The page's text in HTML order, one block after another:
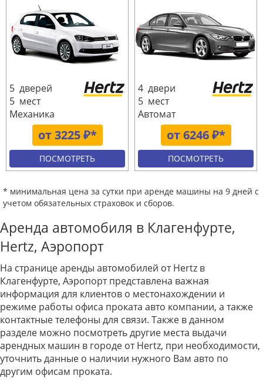
от 3225 ₽*
5 дверей
5 мест
Механика
ПОСМОТРЕТЬ
от 6246 ₽*
4 двери
5 мест
Автомат
ПОСМОТРЕТЬ
* минимальная цена за сутки при аренде машины на 9 дней с
учетом обязательных страховок и сборов.
Аренда автомобиля в Клагенфурте,
Hertz, Аэропорт
На странице аренды автомобилей от Hertz в
Клагенфурте, Аэропорт представлена важная
информация для клиентов о местонахождении и
режиме работы офиса проката авто компании, а также
контактные телефоны для связи. Также в данном
разделе можно посмотреть другие места выдачи
арендных машин в городе от Hertz, при необходимости,
уточнить данные о наличии нужного Вам авто по
другим офисам проката.